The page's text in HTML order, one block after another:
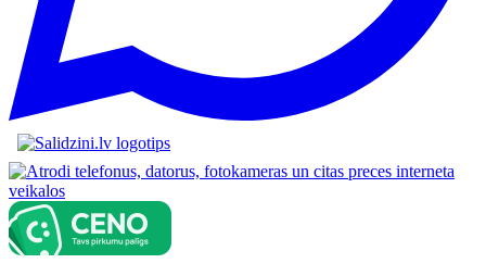
Austiņas, Zāģi, Video novērošanas kameras,